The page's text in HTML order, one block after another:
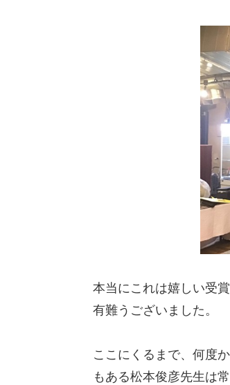
本当にこれは嬉しい受
有難うございました。
ここにくるまで、何度
もある松本俊彦先生は